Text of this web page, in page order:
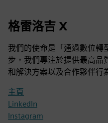
格雷洛吉 X
我們的使命是「通過數位轉
步，我們專注於提供最高品
和解決方案以及合作夥伴行
主頁
LinkedIn
Instagram